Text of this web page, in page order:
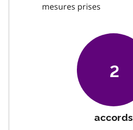
mesures prises
2
accords